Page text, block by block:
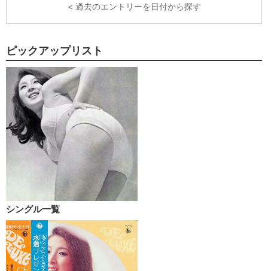
< 過去のエントリーを日付から探す
ピックアップリスト
シングル一覧